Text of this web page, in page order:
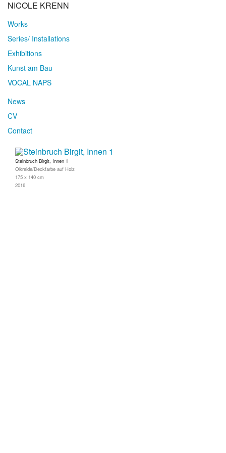
NICOLE KRENN
Works
Series/ Installations
Exhibitions
Kunst am Bau
VOCAL NAPS
News
CV
Contact
Steinbruch Birgit, Innen 1
Ölkreide/Deckfarbe auf Holz
175 x 140 cm
2016